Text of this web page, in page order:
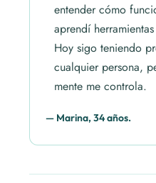
entender cómo
aprendí
Hoy sigo teniendo
cualquier persona,
mente me controla.
— Marina, 34 años.